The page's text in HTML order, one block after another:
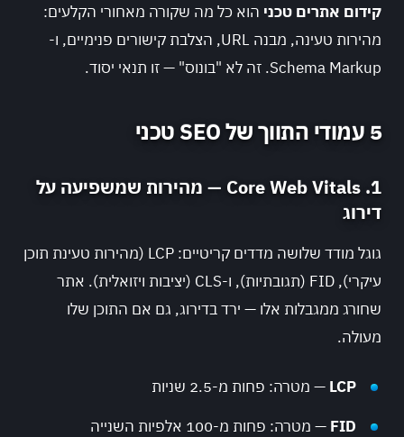
קידום אתרים טכני הוא כל מה שקורה מאחורי הקלעים:
מהירות טעינה, מבנה URL, הצלבת קישורים פנימיים, ו-
Schema Markup. זה לא "בונוס" — זו תנאי יסוד.
5 עמודי התווך של SEO טכני
1. Core Web Vitals — מהירות שמשפיעה על
דירוג
גוגל מודד שלושה מדדים קריטיים: LCP (מהירות טעינת תוכן
עיקרי), FID (תגובתיות), ו-CLS (יציבות ויזואלית). אתר
שחורג ממגבלות אלו — ירד בדירוג, גם אם התוכן שלו
מעולה.
LCP — מטרה: פחות מ-2.5 שניות
FID — מטרה: פחות מ-100 אלפיות השנייה